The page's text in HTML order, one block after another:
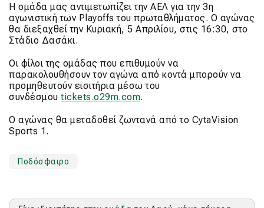
Η ομάδα μας αντιμετωπίζει την ΑΕΛ για την 3η
αγωνιστική των Playoffs του πρωταθλήματος. Ο αγώνας
θα διεξαχθεί την Κυριακή, 5 Απριλίου, στις 16:30, στο
Στάδιο Δασάκι.
Οι φίλοι της ομάδας που επιθυμούν να
παρακολουθήσουν τον αγώνα από κοντά μπορούν να
προμηθευτούν εισιτήρια μέσω του
συνδέσμου tickets.o29m.com.
Ο αγώνας θα μεταδοθεί ζωντανά από το CytaVision
Sports 1.
Ποδόσφαιρο